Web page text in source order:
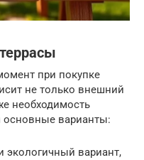
при покупке
не только внешний
необходимость
основные варианты:
экологичный вариант,